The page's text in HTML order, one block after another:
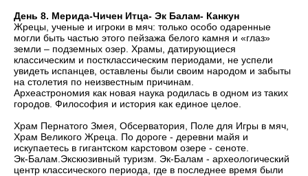
День 8. Мерида-Чичен Итца- Эк Балам- Канкун
Жрецы, ученые и игроки в мяч: только особо одаренные
могли быть частью этого пейзажа белого камня и «глаз»
земли – подземных озер. Храмы, датирующиеся
классическим и постклассическим периодами, не успели
увидеть испанцев, оставлены были своим народом и забыты
на столетия по неизвестным причинам.
Археастрономия как новая наука родилась в одном из таких
городов. Философия и история как единое целое.
Храм Пернатого Змея, Обсерватория, Поле для Игры в мяч,
Храм Великого Жреца. По дороге - деревни майя и
искупаетесь в гигантском карстовом озере - сеноте.
Эк-Балам.Экскюзивный туризм. Эк-Балам - археологический
центр классического периода, где в последнее время были